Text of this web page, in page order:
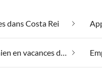
dans Costa Rei
Emmener votre chien en vacances dans Costa Rei